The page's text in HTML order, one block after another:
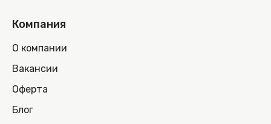
Компания
О компании
Вакансии
Оферта
Блог